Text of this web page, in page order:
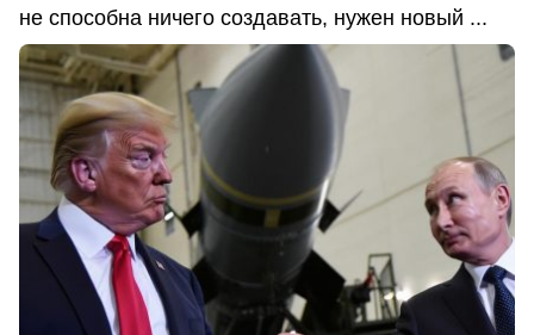
не способна ничего создавать, нужен новый ...